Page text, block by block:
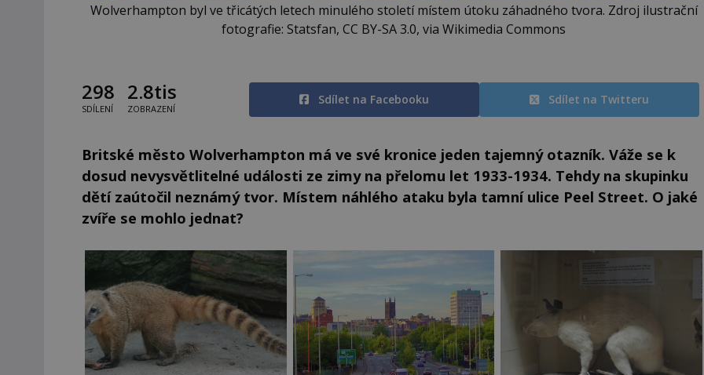
Wolverhampton byl ve třicátých letech minulého století místem útoku záhadného tvora. Zdroj ilustrační
fotografie: Statsfan, CC BY-SA 3.0, via Wikimedia Commons
298
SDÍLENÍ
2.8tis
ZOBRAZENÍ
Sdílet na Facebooku Sdílet na Twitteru
Britské město Wolverhampton má ve své kronice jeden tajemný otazník. Váže se k
dosud nevysvětlitelné události ze zimy na přelomu let 1933-1934. Tehdy na skupinku
dětí zaútočil neznámý tvor. Místem náhlého ataku byla tamní ulice Peel Street. O jaké
zvíře se mohlo jednat?